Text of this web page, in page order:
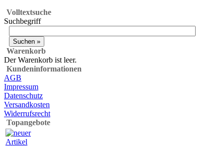
Volltextsuche
Suchbegriff
Warenkorb
Der Warenkorb ist leer.
Kundeninformationen
AGB
Impressum
Datenschutz
Versandkosten
Widerrufsrecht
Topangebote